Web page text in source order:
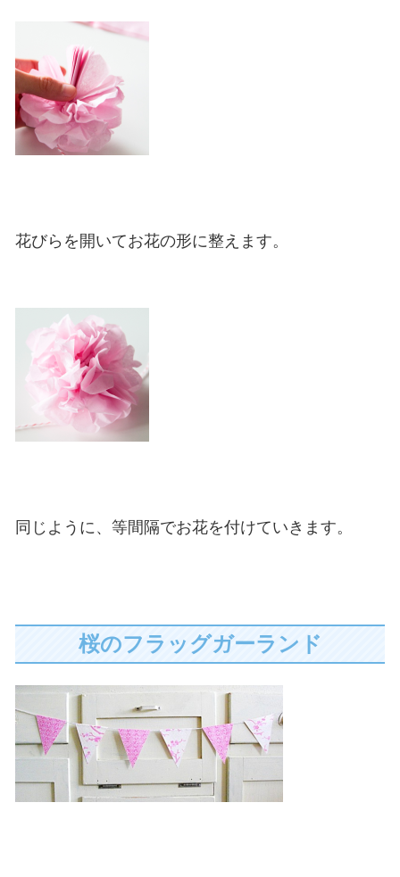
花びらを開いてお花の形に整えます。
同じように、等間隔でお花を付けていきます。
桜のフラッグガーランド